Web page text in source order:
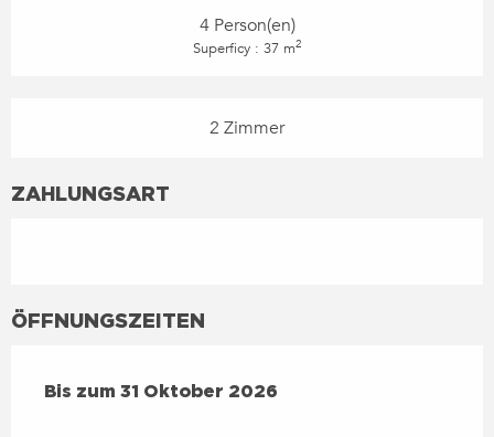
4 Person(en)
Superficy : 37 m2
2 Zimmer
ZAHLUNGSART
ÖFFNUNGSZEITEN
VOM1 APRIL 2026BIS ZUM
Bis zum 31 Oktober 2026